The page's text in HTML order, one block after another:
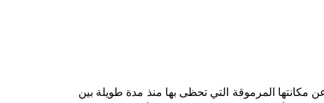
مكانتها المرموقة التي تحظى بها منذ مدة طويلة بين